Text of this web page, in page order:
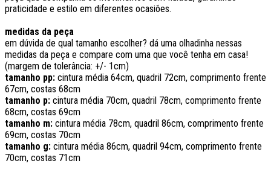
praticidade e estilo em diferentes ocasiões.
medidas da peça
em dúvida de qual tamanho escolher? dá uma olhadinha nessas
medidas da peça e compare com uma que você tenha em casa!
(margem de tolerância: +/- 1cm)
tamanho pp: cintura média 64cm, quadril 72cm, comprimento frente
67cm, costas 68cm
tamanho p: cintura média 70cm, quadril 78cm, comprimento frente
68cm, costas 69cm
tamanho m: cintura média 78cm, quadril 86cm, comprimento frente
69cm, costas 70cm
tamanho g: cintura média 86cm, quadril 94cm, comprimento frente
70cm, costas 71cm